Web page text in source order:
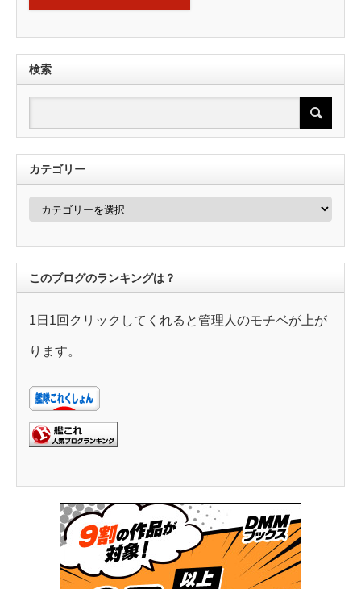
検索
カテゴリー
カ
ー
このブログのランキングは？
1日1回クリックしてくれると管理人のモチベが上が
ります。